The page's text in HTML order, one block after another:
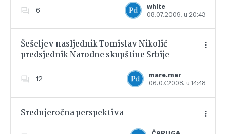
6
white
08.07.2009. u 20:43
Dodajte u favorite
Šešeljev nasljednik Tomislav Nikolić
predsjednik Narodne skupštine Srbije
12
mare.mar
06.07.2008. u 14:48
Dodajte u favorite
Srednjeročna perspektiva